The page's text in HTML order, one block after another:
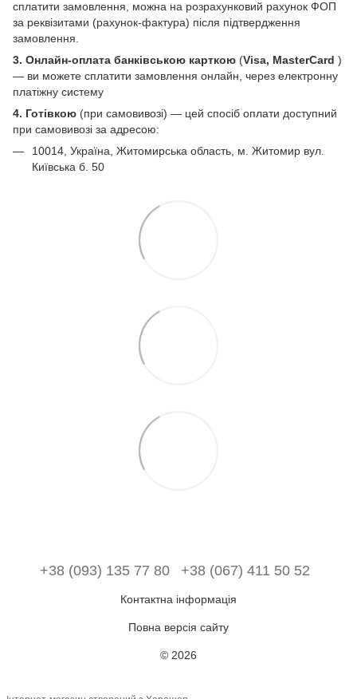
сплатити замовлення, можна на розрахунковий рахунок ФОП
за реквізитами (рахунок-фактура) після підтвердження
замовлення.
3. Онлайн-оплата банківською карткою (Visa, MasterCard )
— ви можете сплатити замовлення онлайн, через електронну
платіжну систему
4. Готівкою (при самовивозі) — цей спосіб оплати доступний
при самовивозі за адресою:
10014, Україна, Житомирська область, м. Житомир вул.
Київська б. 50
+38 (093) 135 77 80 +38 (067) 411 50 52
Контактна інформація
Повна версія сайту
© 2026